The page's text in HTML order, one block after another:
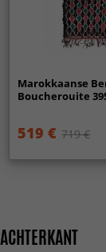
Marokkaanse
Boucherouite
519 € 719 €